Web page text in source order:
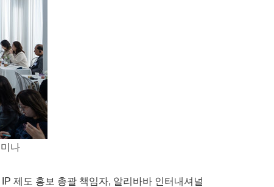
나
제도 홍보 총괄 책임자, 알리바바 인터내셔널